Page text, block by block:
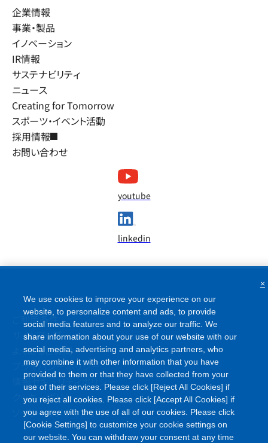
企業情報
事業・製品
イノベーション
IR情報
サステナビリティ
ニュース
Creating for Tomorrow
スポーツ・イベント活動
採用情報
お問い合わせ
youtube
linkedin
ご利用条件
サイトマップ
よくあるご質問
プライバシーポリシー
情報セキュリティポリシー
クッキーポリシー
ソーシャルメディアポリシー
We use cookies to improve your experience on our
website, to personalize content and ads, to provide
social media features and to analyze our traffic. We
share information about your use of our website with our
social media, advertising and analytics partners, who
may combine it with other information that you have
provided to them or that they have collected from your
use of their services. Please click [Reject All Cookies] if
you reject all cookies. Please click [Accept All Cookies] if
you agree with the use of all of our cookies. Please click
[Cookie Settings] to customize your cookie settings on
our website. You can withdraw your consent at any time
×